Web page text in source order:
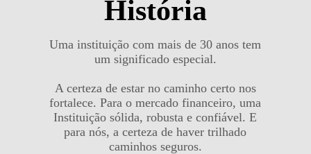
História
Uma instituição com mais de 30 anos tem
um significado especial.
A certeza de estar no caminho certo nos
fortalece. Para o mercado financeiro, uma
Instituição sólida, robusta e confiável. E
para nós, a certeza de haver trilhado
caminhos seguros.